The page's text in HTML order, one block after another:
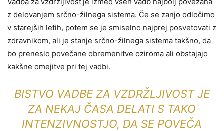
z delovanjem srčno-žilnega sistema. Če se zanjo odločimo
v starejših letih, potem se je smiselno najprej posvetovati z
zdravnikom, ali je stanje srčno-žilnega sistema takšno, da
bo preneslo povečane obremenitve oziroma ali obstajajo
kakšne omejitve pri tej vadbi.
BISTVO VADBE ZA VZDRŽLJIVOST JE
ZA NEKAJ ČASA DELATI S TAKO
INTENZIVNOSTJO, DA SE POVEČA